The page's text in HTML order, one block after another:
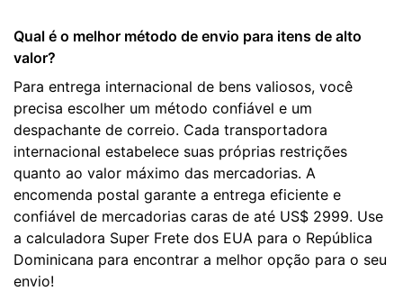
Qual é o melhor método de envio para itens de alto
valor?
Para entrega internacional de bens valiosos, você
precisa escolher um método confiável e um
despachante de correio. Cada transportadora
internacional estabelece suas próprias restrições
quanto ao valor máximo das mercadorias. A
encomenda postal garante a entrega eficiente e
confiável de mercadorias caras de até US$ 2999. Use
a calculadora Super Frete dos EUA para o República
Dominicana para encontrar a melhor opção para o seu
envio!